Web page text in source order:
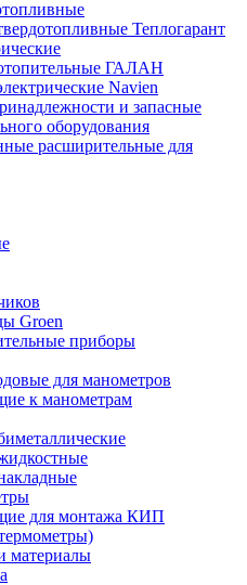
Теплогарант
ГАЛАН
Navien
и запасные
оборудования
расширительные для
Groen
приборы
для манометров
к манометрам
для монтажа КИП
материалы